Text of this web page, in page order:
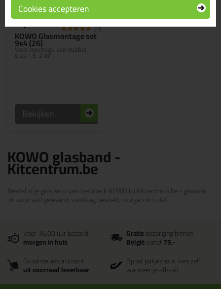
KOWO Glasmontage set
9x4 (26)
Voor montage van dubbel
glas 1,5-2 m²
7,95 (1)
Bekijken
KOWO glasband -
Kitcentrum.be
Bestel al je glasband van het merk KOWO bij Kitcentrum.be - gewoon
uit voorraad geleverd, vandaag besteld, morgen in huis!
Voor 16:00 uur besteld
morgen in huis
Gratisbezorging binnen
Belgiëvanaf75,-
Grootste assortiment
uit voorraad leverbaar
Bpost pakjespunt: kies zelf
wanneer je afhaalt
Cookies accepteren